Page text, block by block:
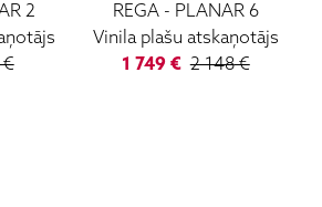
2
REGA- PLANAR 6
Vinila plašu atskaņotājs
1 749€ 2 148€